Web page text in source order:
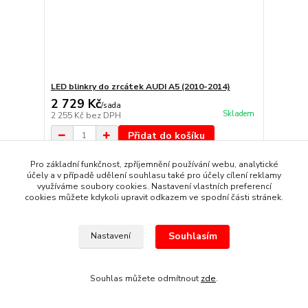
LED blinkry do zrcátek AUDI A5 (2010-2014)
2 729 Kč/sada
2 255 Kč bez DPH Skladem
Přidat do košíku
Pro základní funkčnost, zpříjemnění používání webu, analytické
účely a v případě udělení souhlasu také pro účely cílení reklamy
využíváme soubory cookies. Nastavení vlastních preferencí
cookies můžete kdykoli upravit odkazem ve spodní části stránek.
Nastavení Souhlasím
Souhlas můžete odmítnout zde.